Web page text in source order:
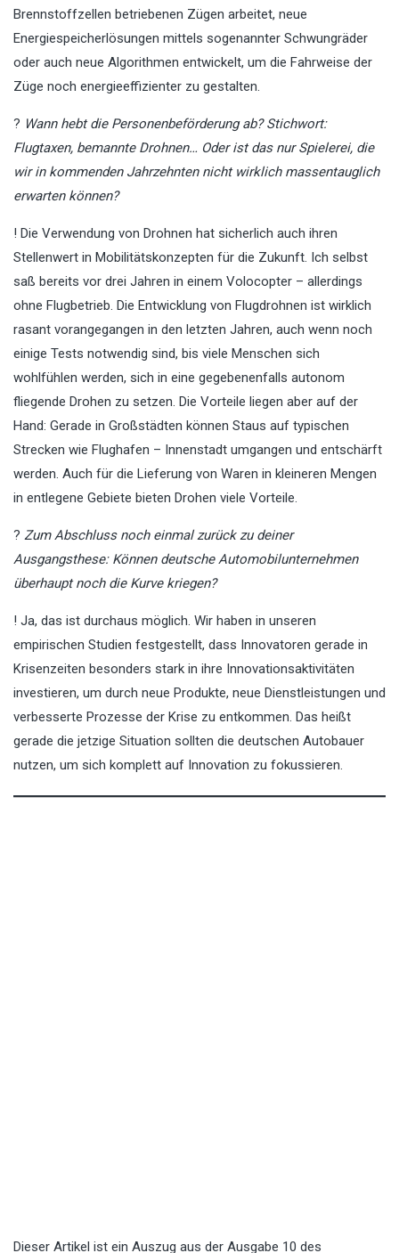
Brennstoffzellen betriebenen Zügen arbeitet, neue
Energiespeicherlösungen mittels sogenannter Schwungräder
oder auch neue Algorithmen entwickelt, um die Fahrweise der
Züge noch energieeffizienter zu gestalten.
? Wann hebt die Personenbeförderung ab? Stichwort:
Flugtaxen, bemannte Drohnen… Oder ist das nur Spielerei, die
wir in kommenden Jahrzehnten nicht wirklich massentauglich
erwarten können?
! Die Verwendung von Drohnen hat sicherlich auch ihren
Stellenwert in Mobilitätskonzepten für die Zukunft. Ich selbst
saß bereits vor drei Jahren in einem Volocopter – allerdings
ohne Flugbetrieb. Die Entwicklung von Flugdrohnen ist wirklich
rasant vorangegangen in den letzten Jahren, auch wenn noch
einige Tests notwendig sind, bis viele Menschen sich
wohlfühlen werden, sich in eine gegebenenfalls autonom
fliegende Drohen zu setzen. Die Vorteile liegen aber auf der
Hand: Gerade in Großstädten können Staus auf typischen
Strecken wie Flughafen – Innenstadt umgangen und entschärft
werden. Auch für die Lieferung von Waren in kleineren Mengen
in entlegene Gebiete bieten Drohen viele Vorteile.
? Zum Abschluss noch einmal zurück zu deiner
Ausgangsthese: Können deutsche Automobilunternehmen
überhaupt noch die Kurve kriegen?
! Ja, das ist durchaus möglich. Wir haben in unseren
empirischen Studien festgestellt, dass Innovatoren gerade in
Krisenzeiten besonders stark in ihre Innovationsaktivitäten
investieren, um durch neue Produkte, neue Dienstleistungen und
verbesserte Prozesse der Krise zu entkommen. Das heißt
gerade die jetzige Situation sollten die deutschen Autobauer
nutzen, um sich komplett auf Innovation zu fokussieren.
Dieser Artikel ist ein Auszug aus der Ausgabe 10 des